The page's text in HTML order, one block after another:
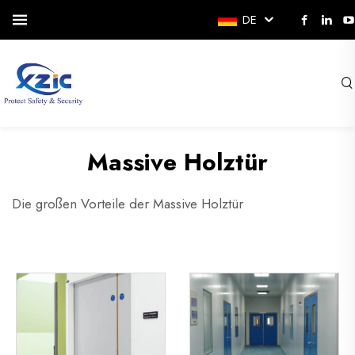
DE
Massive Holztür
Die großen Vorteile der Massive Holztür